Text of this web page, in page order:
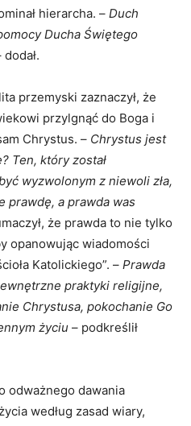
hierarcha. – Duch
Ducha Świętego
dodał.
przemyski zaznaczył, że
przylgnąć do Boga i
Chrystus. – Chrystus jest
Ten, który został
wyzwolonym z niewoli zła,
prawdę, a prawda was
że prawda to nie tylko
opanowując wiadomości
Katolickiego”. – Prawda
praktyki religijne,
Chrystusa, pokochanie Go
życiu – podkreślił
odważnego dawania
według zasad wiary,